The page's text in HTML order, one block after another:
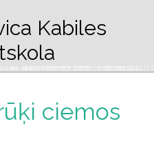
Kabiles
ciemos